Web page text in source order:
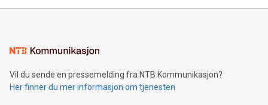
Vil du sende en pressemelding fra NTB Kommunikasjon?
Her finner du mer informasjon om tjenesten